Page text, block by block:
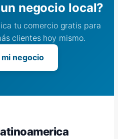
negocio local?
tu comercio gratis para
clientes hoy mismo.
negocio